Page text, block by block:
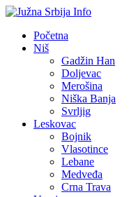
Početna
Niš
Gadžin Han
Doljevac
Merošina
Niška Banja
Svrljig
Leskovac
Bojnik
Vlasotince
Lebane
Medveđa
Crna Trava